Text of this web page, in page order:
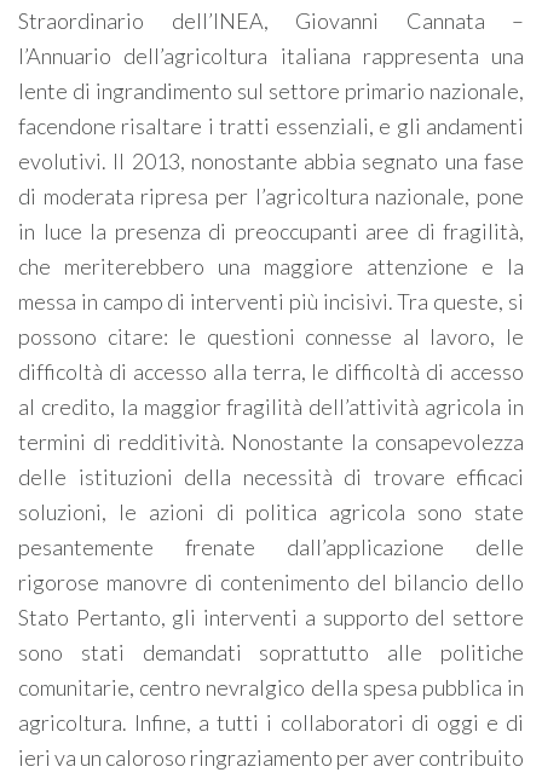
Straordinario dell’INEA, Giovanni Cannata –
l’Annuario dell’agricoltura italiana rappresenta una
lente di ingrandimento sul settore primario nazionale,
facendone risaltare i tratti essenziali, e gli andamenti
evolutivi. Il 2013, nonostante abbia segnato una fase
di moderata ripresa per l’agricoltura nazionale, pone
in luce la presenza di preoccupanti aree di fragilità,
che meriterebbero una maggiore attenzione e la
messa in campo di interventi più incisivi. Tra queste, si
possono citare: le questioni connesse al lavoro, le
difficoltà di accesso alla terra, le difficoltà di accesso
al credito, la maggior fragilità dell’attività agricola in
termini di redditività. Nonostante la consapevolezza
delle istituzioni della necessità di trovare efficaci
soluzioni, le azioni di politica agricola sono state
pesantemente frenate dall’applicazione delle
rigorose manovre di contenimento del bilancio dello
Stato Pertanto, gli interventi a supporto del settore
sono stati demandati soprattutto alle politiche
comunitarie, centro nevralgico della spesa pubblica in
agricoltura. Infine, a tutti i collaboratori di oggi e di
ieri va un caloroso ringraziamento per aver contribuito